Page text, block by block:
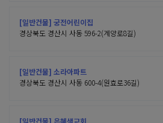
[일반건물] 궁전어린이집
경상북도 경산시 사동 596-2(계양로8길)
[일반건물] 소라아파트
경상북도 경산시 사동 600-4(원효로36길)
[일반건물] 은혜샘교회